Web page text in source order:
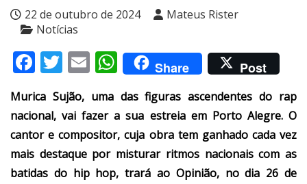
22 de outubro de 2024
Mateus Rister
Notícias
Facebook
Twitter
EmailWhatsApp
Share Post
Murica Sujão, uma das figuras ascendentes do rap
nacional, vai fazer a sua estreia em Porto Alegre. O
cantor e compositor, cuja obra tem ganhado cada vez
mais destaque por misturar ritmos nacionais com as
batidas do hip hop, trará ao Opinião, no dia 26 de